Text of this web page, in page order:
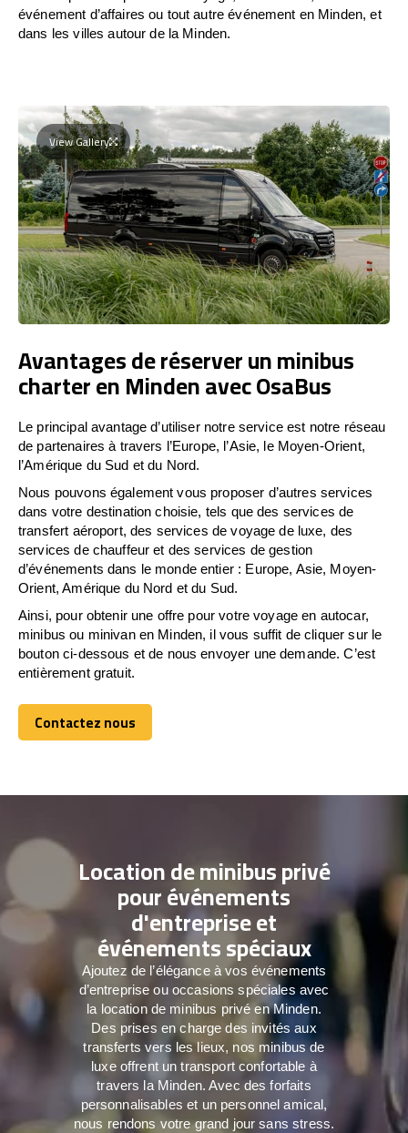
événement d’affaires ou tout autre événement en Minden, et
dans les villes autour de la Minden.
View Gallery
Avantages de réserver un minibus
charter en Minden avec OsaBus
Le principal avantage d’utiliser notre service est notre réseau
de partenaires à travers l’Europe, l’Asie, le Moyen-Orient,
l’Amérique du Sud et du Nord.
Nous pouvons également vous proposer d’autres services
dans votre destination choisie, tels que des services de
transfert aéroport, des services de voyage de luxe, des
services de chauffeur et des services de gestion
d’événements dans le monde entier : Europe, Asie, Moyen-
Orient, Amérique du Nord et du Sud.
Ainsi, pour obtenir une offre pour votre voyage en autocar,
minibus ou minivan en Minden, il vous suffit de cliquer sur le
bouton ci-dessous et de nous envoyer une demande. C’est
entièrement gratuit.
Contactez nous
Contactez nous
Location de minibus privé
pour événements
d'entreprise et
événements spéciaux
Ajoutez de l’élégance à vos événements
d’entreprise ou occasions spéciales avec
la location de minibus privé en Minden.
Des prises en charge des invités aux
transferts vers les lieux, nos minibus de
luxe offrent un transport confortable à
travers la Minden. Avec des forfaits
personnalisables et un personnel amical,
nous rendons votre grand jour sans stress.